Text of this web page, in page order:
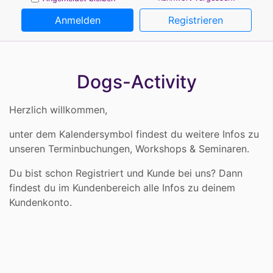
Anmelden Registrieren
Dogs-Activity
Herzlich willkommen,
unter dem Kalendersymbol findest du weitere Infos zu
unseren Terminbuchungen, Workshops & Seminaren.
Du bist schon Registriert und Kunde bei uns? Dann
findest du im Kundenbereich alle Infos zu deinem
Kundenkonto.